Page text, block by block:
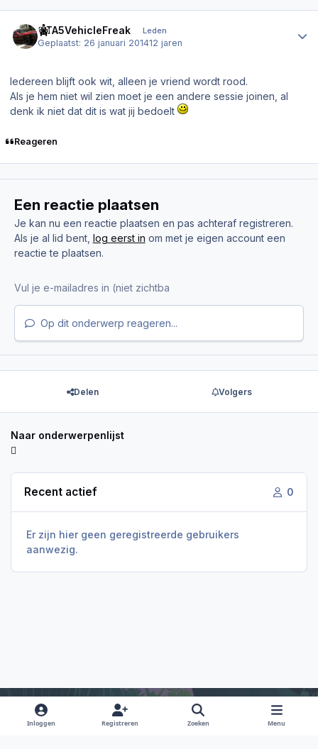
GTA5VehicleFreak Leden
Geplaatst: 26 januari 201412 jaren
Iedereen blijft ook wit, alleen je vriend wordt rood.
Als je hem niet wil zien moet je een andere sessie joinen, al
denk ik niet dat dit is wat jij bedoelt
Reageren
Een reactie plaatsen
Je kan nu een reactie plaatsen en pas achteraf registreren.
Als je al lid bent, log eerst in om met je eigen account een
reactie te plaatsen.
Op dit onderwerp reageren...
Delen Volgers
Naar onderwerpenlijst
Recent actief 0
Er zijn hier geen geregistreerde gebruikers
aanwezig.
Light ModeDark ModeSystem Preference
Inloggen Registreren Zoeken Menu